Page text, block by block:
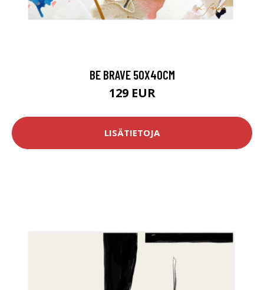
BE BRAVE 50X40CM
129 EUR
LISÄTIETOJA